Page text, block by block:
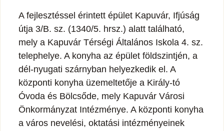
A fejlesztéssel érintett épület Kapuvár, Ifjúság
útja 3/B. sz. (1340/5. hrsz.) alatt található,
mely a Kapuvár Térségi Általános Iskola 4. sz.
telephelye. A konyha az épület földszintjén, a
dél-nyugati szárnyban helyezkedik el. A
központi konyha üzemeltetője a Király-tó
Óvoda és Bölcsőde, mely Kapuvár Városi
Önkormányzat Intézménye. A központi konyha
a város nevelési, oktatási intézményeinek